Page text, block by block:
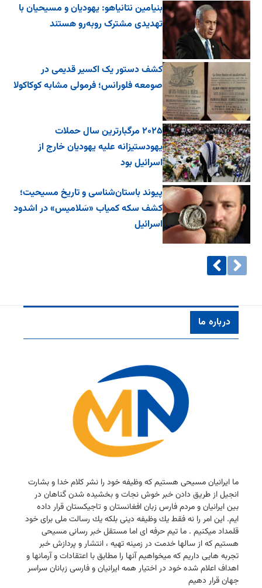
بنیامین نتانیاهو: یهودیان و مسیحیان با
تهدیدی مشترک روبه‌رو هستند
کشف دستور یک اکسیر قدیمی در
صومعه فلورانس؛ فرمولی مشابه کوکاکولا
۲۰۲۵ مرگبارترین سال حملات
یهودستیزانه علیه یهودیان خارج از
اسرائیل بود
پیوند باستان‌شناسی و تاریخ مسیحیت؛
کشف سکه کمیاب «سَلامیس» در اشدود
اسرائیل
درباره ما
ما ایرانیان مسیحی هستیم كه وظیفه خود را نشر كلام خدا و بشارت
انجیل از طریق دادن خبر خوش نجات و بخشیده شدن گناهان در
بین ایرانیان و مردم فارس زبان افغانستان و تاجیكستان قرار داده
ایم. این امر را نه فقط یك وظیفه دینی بلكه یك رسالت ملی برای خود
قلمداد میكنیم . ما تیم حرفه ای اما مستقل خبر رسانی مسیحی
هستیم كه از سالها خدمت در زمینه تهیه ، انتشار و پردازش خبر
تجربه هایی داریم كه میخواهیم آنها را مطابق با اعتقادات و آرمانها و
اهداف اعلام شده خود در اختیار همه ایرانیان و فارسی زبانان سراسر
جهان قرار دهیم